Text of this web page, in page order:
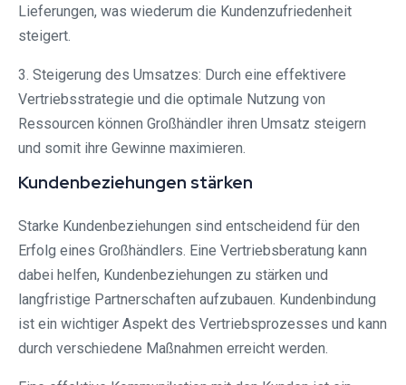
Lieferungen, was wiederum die Kundenzufriedenheit
steigert.
3. Steigerung des Umsatzes: Durch eine effektivere
Vertriebsstrategie und die optimale Nutzung von
Ressourcen können Großhändler ihren Umsatz steigern
und somit ihre Gewinne maximieren.
Kundenbeziehungen stärken
Starke Kundenbeziehungen sind entscheidend für den
Erfolg eines Großhändlers. Eine Vertriebsberatung kann
dabei helfen, Kundenbeziehungen zu stärken und
langfristige Partnerschaften aufzubauen. Kundenbindung
ist ein wichtiger Aspekt des Vertriebsprozesses und kann
durch verschiedene Maßnahmen erreicht werden.